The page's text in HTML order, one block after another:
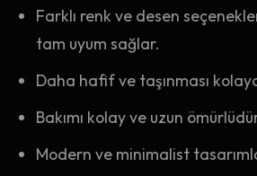
Farklı renk ve desen
tam uyum sağlar.
Daha hafif ve taşınması
Bakımı kolay ve uzun
Modern ve minimalist